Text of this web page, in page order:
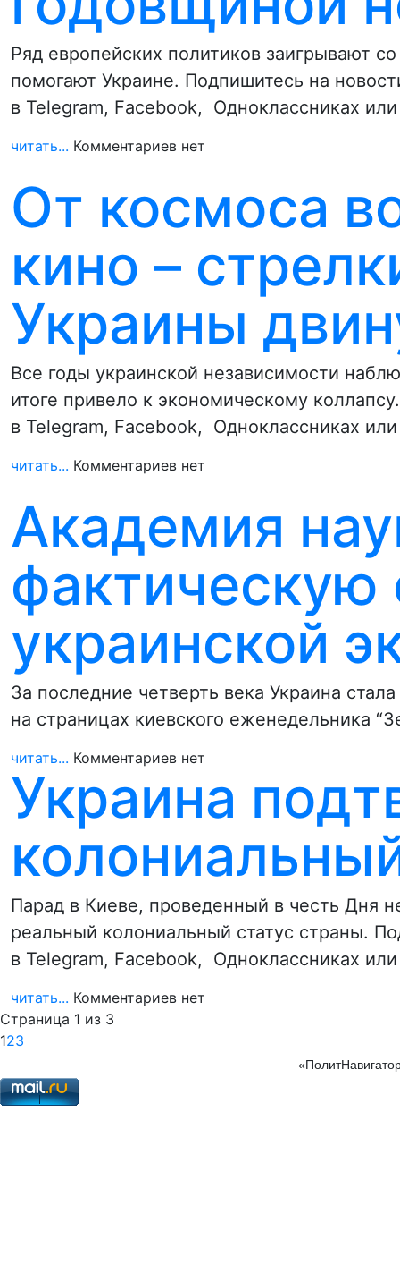
Ряд европейских политиков заигрывают
помогают Украине. Подпишитесь на
в Telegram, Facebook, Одноклассниках
читать... Комментариев нет
От космоса
кино –
Украины
Все годы украинской независимости
итоге привело к экономическому
в Telegram, Facebook, Одноклассниках
читать... Комментариев нет
Академия
фактическую
украинской
За последние четверть века Украина
на страницах киевского еженедельника
читать... Комментариев нет
Украина
Парад в Киеве, проведенный в честь Дня
реальный колониальный статус страны.
в Telegram, Facebook, Одноклассниках
читать... Комментариев нет
Страница 1 из 3
123